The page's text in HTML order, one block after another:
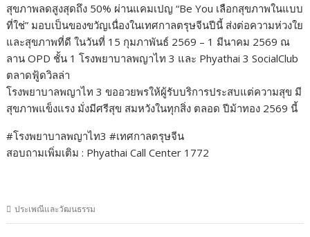
สุขภาพลดสูงสุดถึง 50% ผ่านแคมเปญ “Be You เลือกสุขภาพในแบบ
ที่ใช่” มอบเป็นของขวัญเนื่องในเทศกาลตรุษจีนปีนี้ ส่งต่อความห่วงใย
และสุขภาพที่ดี ในวันที่ 15 กุมภาพันธ์ 2569 – 1 มีนาคม 2569 ณ
ลาน OPD ชั้น 1 โรงพยาบาลพญาไท 3 และ Phyathai 3 SocialClub
ตลาดฟู้ดวิลล่า
โรงพยาบาลพญาไท 3 ขออวยพรให้ผู้รับบริการประสบแต่ความสุข มี
สุขภาพแข็งแรง มั่งมีศรีสุข สมหวังในทุกสิ่ง ตลอด ปีม้าทอง 2569 นี้
#โรงพยาบาลพญาไท3 #เทศกาลตรุษจีน
สอบถามเพิ่มเติม : Phyathai Call Center 1772
ประเพณีและวัฒนธรรม